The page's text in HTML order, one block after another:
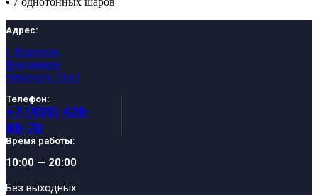
Адрес:
г. Воронеж,
Владимира
Невского 13 к1
Телефон:
+7 (930) 428-
88-78
Время работы:
10:00 — 20:00
Без выходных